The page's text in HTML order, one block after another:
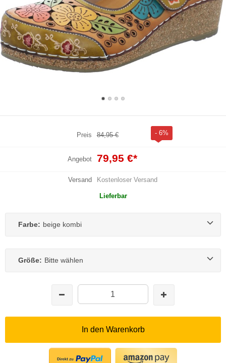
Preis 84,95 € - 6%
Angebot 79,95 €*
Versand Kostenloser Versand
Lieferbar
Farbe: beige kombi
Größe: Bitte wählen
In den Warenkorb